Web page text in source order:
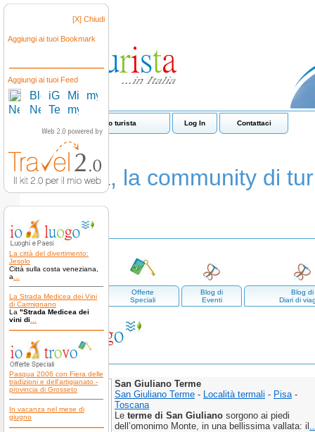
[X] Chiudi
Aggiungi ai tuoi Bookmark
Aggiungi ai tuoi Feed
La città del divertimento:
Jesolo
Città sulla costa veneziana,
a
La Strada Medicea dei Vini
di Carmignano
La "Strada Medicea dei
vini di
Pasqua 2006 con Fiera delle
tradizioni e dell'artigianato -
provincia di Grosseto
In vacanza nel mese di
giugno
Come funziona io turista Log In Contattaci
io turista, la community di
paesi
Offerte
Speciali
Blog di
Eventi
Blog di
Diari di
San Giuliano Terme
San Giuliano Terme - Località termali - Pisa-
Toscana
Le terme di San Giuliano sorgono ai piedi
dell’omonimo Monte, in una bellissima vallata: il